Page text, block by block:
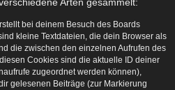
bei deinem Besuch des Boards
kleine Textdateien, die dein Browser als
die zwischen den einzelnen Aufrufen des
Cookies sind die aktuelle ID deiner
zugeordnet werden können),
gelesenen Beiträge (zur Markierung